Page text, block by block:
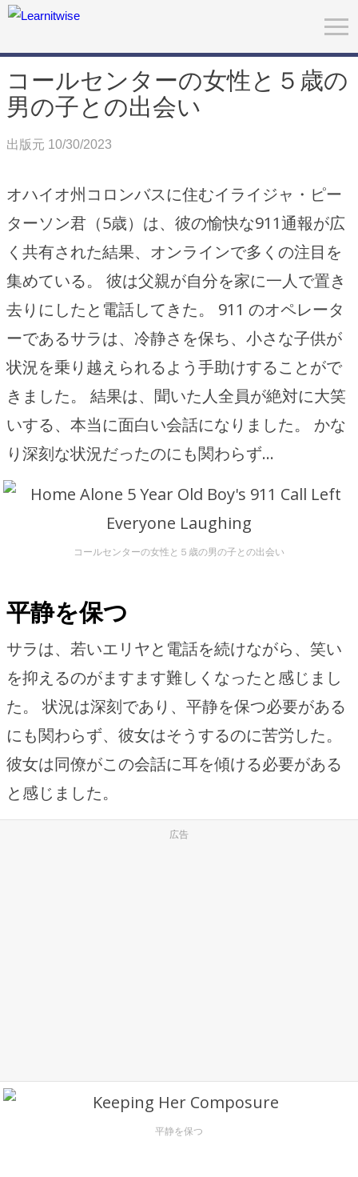
コールセンターの女性と５歳の
男の子との出会い
出版元 10/30/2023
オハイオ州コロンバスに住むイライジャ・ピー
ターソン君（5歳）は、彼の愉快な911通報が広
く共有された結果、オンラインで多くの注目を
集めている。 彼は父親が自分を家に一人で置き
去りにしたと電話してきた。 911 のオペレータ
ーであるサラは、冷静さを保ち、小さな子供が
状況を乗り越えられるよう手助けすることがで
きました。 結果は、聞いた人全員が絶対に大笑
いする、本当に面白い会話になりました。 かな
り深刻な状況だったのにも関わらず…
コールセンターの女性と５歳の男の子との出会い
平静を保つ
サラは、若いエリヤと電話を続けながら、笑い
を抑えるのがますます難しくなったと感じまし
た。 状況は深刻であり、平静を保つ必要がある
にも関わらず、彼女はそうするのに苦労した。
彼女は同僚がこの会話に耳を傾ける必要がある
と感じました。
広告
平静を保つ